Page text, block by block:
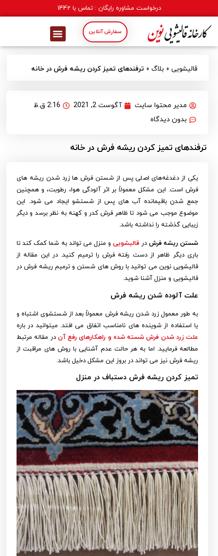
درخواست مشاوره رایگان : تماس با 1442
سفارش آنلاین
قالیشویی » بلاگ » ترفندهای تميز كردن ريشه فرش در خانه
مدیر محتوا سایت آگوست 2, 2021
2:16 ق.ظ
بدون دیدگاه
ترفندهای تميز كردن ريشه فرش در خانه
یکی از دغدغه‌های اصلی پس از شستن فرش ها زرد شدن ریشه های
فرش است. این مشکل معمولاً بر اثر آلودگی هوا، رطوبت، و همچنین
جمع شدن باقیمانده آب های پس از شستشو ایجاد می شود. این
موضوع موجب می شود تا ظاهر فرش کدر و کهنه به نظر برسد و دیگر
زیبایی گذشته را نداشته باشد.
شستن ریشه فرش در قالیشوییو منزل می تواند به شما کمک کند تا
باری دیگر ظاهر از دست رفته فرش راترمیم کنید. در این مقاله از
قالیشویی نوین می توانید با روش های شستن وترمیم ریشه فرش در
قالیشویی و منزل آشنا شوید.
علت آلوده شدن ریشه فرش
به طور معمول زرد شدن ریشه فرش معمولاً بعد از شستشوی اشتباه و
یا استفاده از شوینده های نامناسب اتفاق می افتد. میتوانید در باره
علت زرد شدن فرش شسته شده و راهکارهای رفع آن در مقاله مرتبط
مطالعه فرمایید. اما به هر حالت عدم آشنایی با روش های مراقبت از
ریشه فرش نیز می تواند در بروز این مشکل دخیل باشد.
تميز كردن ريشه فرش دستباف در منزل